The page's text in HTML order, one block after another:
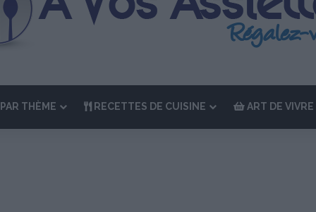
THÈME RECETTES DE CUISINE ART DE VIVRE